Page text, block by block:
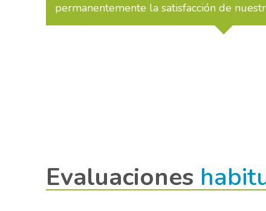
permanentemente la satisfacción de
Evaluaciones